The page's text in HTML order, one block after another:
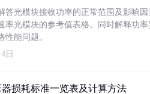
答光模块接收功率的正常范围及影响
率光模块的参考值表格。同时解释功
性能问题。
日
损耗标准一览表及计算方法